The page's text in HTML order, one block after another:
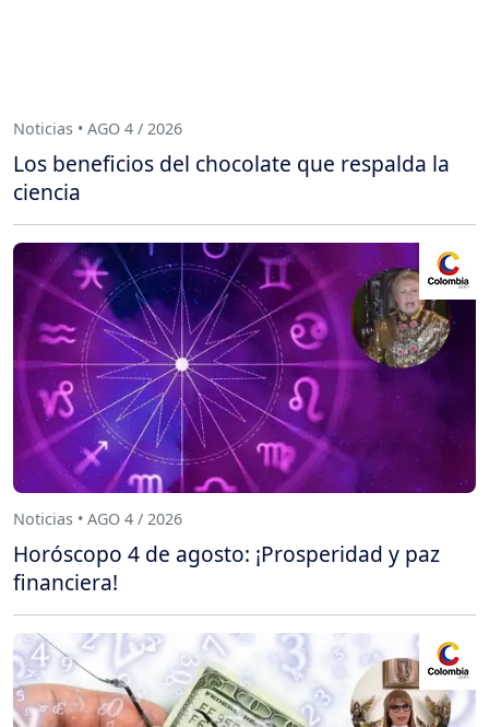
Noticias • AGO 4 / 2026
Los beneficios del chocolate que respalda la
ciencia
Noticias • AGO 4 / 2026
Horóscopo 4 de agosto: ¡Prosperidad y paz
financiera!